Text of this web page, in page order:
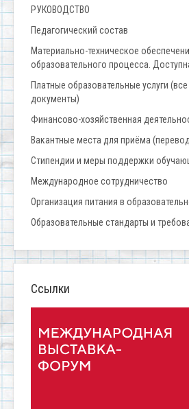
РУКОВОДСТВО
Педагогический состав
Материально-техническое
образовательного процесса.
Платные образовательные услуги
документы)
Финансово-хозяйственная
Вакантные места для приёма
Стипендии и меры поддержки
Международное сотрудничество
Организация питания в
Образовательные стандарты и
Ссылки